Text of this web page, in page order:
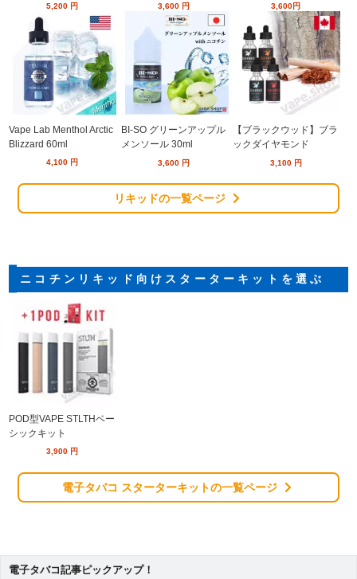
5,200 円 3,600 円 3,600円
Vape Lab Menthol Arctic
Blizzard 60ml
4,100 円
BI-SO グリーンアップル
メンソール 30ml
3,600 円
【ブラックウッド】ブラ
ックダイヤモンド
3,100 円
リキッドの一覧ページ
ニコチンリキッド向けスターターキットを選ぶ
POD型VAPE STLTHベー
シックキット
3,900 円
電子タバコ スターターキットの一覧ページ
電子タバコ記事ピックアップ！